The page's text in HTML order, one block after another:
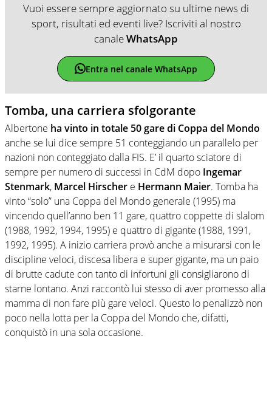
Vuoi essere sempre aggiornato su ultime news di
sport, risultati ed eventi live? Iscriviti al nostro
canaleWhatsApp
Entra nel canale WhatsApp
Tomba, una carriera sfolgorante
Albertone ha vinto in totale 50 gare di Coppa del Mondo
anche se lui dice sempre 51 conteggiando un parallelo per
nazioni non conteggiato dalla FIS. E’ il quarto sciatore di
sempre per numero di successi in CdM dopo Ingemar
Stenmark, Marcel Hirscher e Hermann Maier. Tomba ha
vinto “solo” una Coppa del Mondo generale (1995) ma
vincendo quell’anno ben 11 gare, quattro coppette di slalom
(1988, 1992, 1994, 1995) e quattro di gigante (1988, 1991,
1992, 1995). A inizio carriera provò anche a misurarsi con le
discipline veloci, discesa libera e super gigante, ma un paio
di brutte cadute con tanto di infortuni gli consigliarono di
starne lontano. Anzi raccontò lui stesso di aver promesso alla
mamma di non fare più gare veloci. Questo lo penalizzò non
poco nella lotta per la Coppa del Mondo che, difatti,
conquistò in una sola occasione.